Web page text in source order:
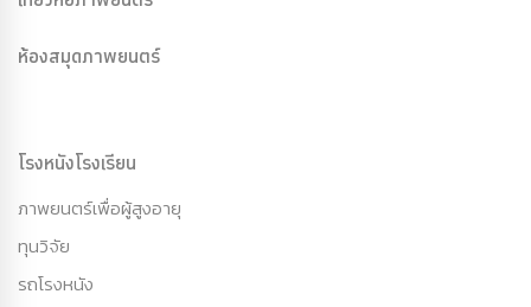
ห้องสมุดภาพยนตร์
โรงหนังโรงเรียน
ภาพยนตร์เพื่อผู้สูงอายุ
ทุนวิจัย
รถโรงหนัง